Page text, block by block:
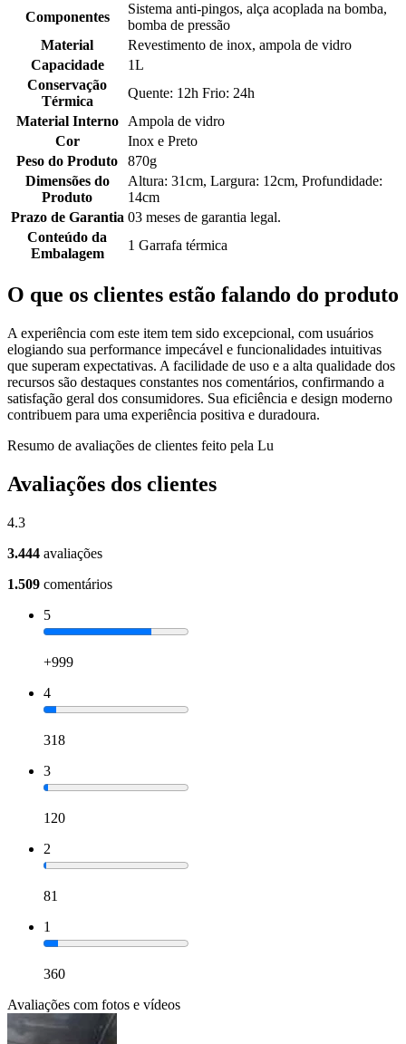
Componentes
Sistema anti-pingos, alça acoplada na bomba,
bomba de pressão
Material
Revestimento de inox, ampola de vidro
Capacidade
1L
Conservação
Térmica
Quente: 12h Frio: 24h
Material Interno
Ampola de vidro
Cor
Inox e Preto
Peso do Produto
870g
Dimensões do
Produto
Altura: 31cm, Largura: 12cm, Profundidade:
14cm
Prazo de Garantia 03 meses de garantia legal.
Conteúdo da
Embalagem
1 Garrafa térmica
O que os clientes estão falando do produto
A experiência com este item tem sido excepcional, com usuários
elogiando sua performance impecável e funcionalidades intuitivas
que superam expectativas. A facilidade de uso e a alta qualidade dos
recursos são destaques constantes nos comentários, confirmando a
satisfação geral dos consumidores. Sua eficiência e design moderno
contribuem para uma experiência positiva e duradoura.
Resumo de avaliações de clientes feito pela Lu
Avaliações dos clientes
4.3
3.444 avaliações
1.509 comentários
5
+999
4
318
3
120
2
81
1
360
Avaliações com fotos e vídeos